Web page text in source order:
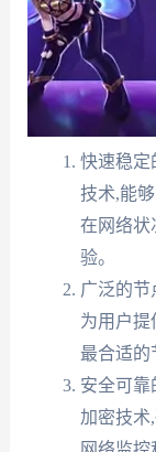
快速稳定
技术,能
在网络状
验。
广泛的节
为用户提
最合适的
安全可靠
加密技术